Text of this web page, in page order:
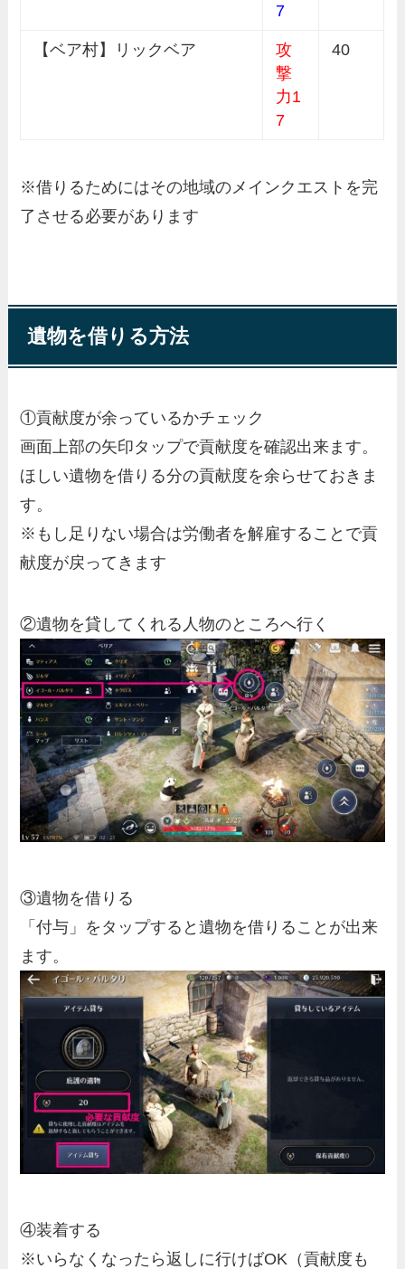
7
【ベア村】リックベア
攻
撃
力1
7
40
※借りるためにはその地域のメインクエストを完
了させる必要があります
遺物を借りる方法
①貢献度が余っているかチェック
画面上部の矢印タップで貢献度を確認出来ます。
ほしい遺物を借りる分の貢献度を余らせておきま
す。
※もし足りない場合は労働者を解雇することで貢
献度が戻ってきます
②遺物を貸してくれる人物のところへ行く
③遺物を借りる
「付与」をタップすると遺物を借りることが出来
ます。
④装着する
※いらなくなったら返しに行けばOK（貢献度も